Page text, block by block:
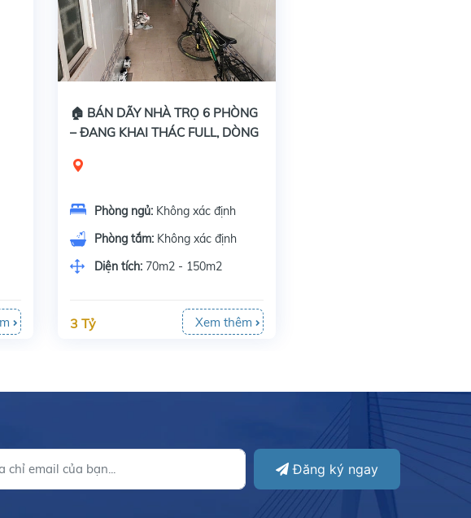
🏠 BÁN DÃY NHÀ TRỌ 6 PHÒNG
– ĐANG KHAI THÁC FULL, DÒNG
Phòng ngủ: Không xác định
Phòng tắm: Không xác định
Diện tích: 70m2 - 150m2
3 Tỷ Xem thêm
Đăng ký ngay